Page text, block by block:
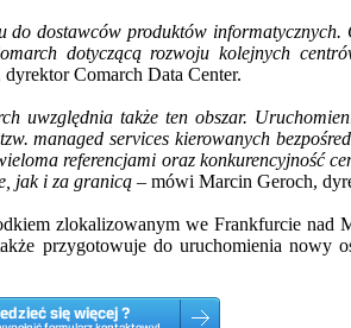
dostawców produktów informatycznych.
dotyczącą rozwoju kolejnych
Comarch Data Center.
także ten obszar.
managed services kierowanych
referencjami oraz konkurencyjność
jak i za granicą – mówi Marcin Geroch,
zlokalizowanym we Frankfurcie nad
przygotowuje do uruchomienia